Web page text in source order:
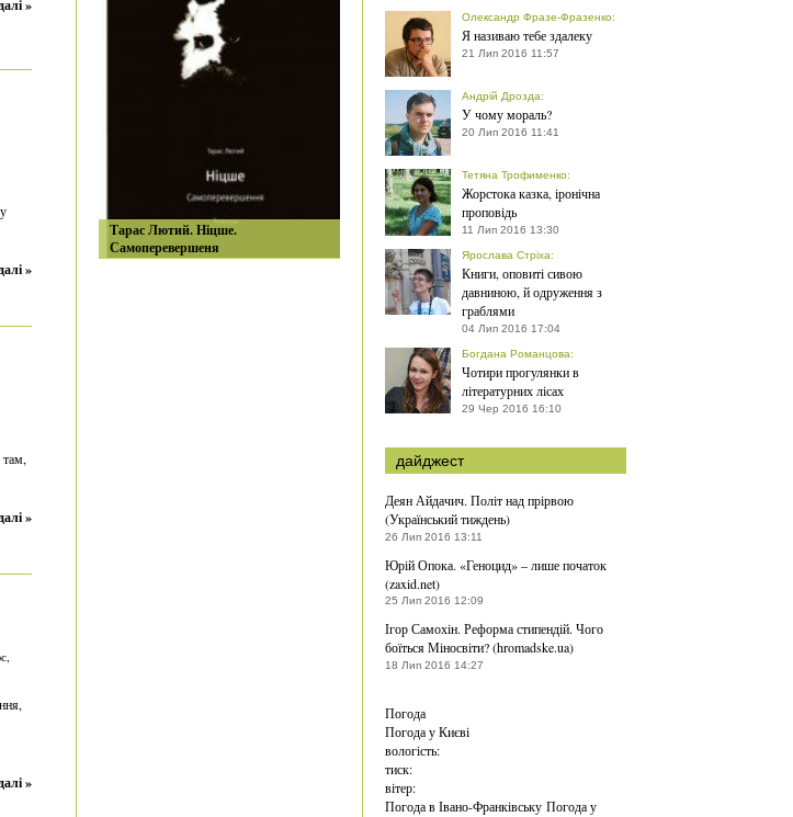
»
»
»
»
Тарас Лютий. Ніцше.
Самоперевершеня
Олександр Фразе-Фразенко:
Я називаю тебе здалеку
21 Лип 2016 11:57
Андрій Дрозда:
У чому мораль?
20 Лип 2016 11:41
Тетяна Трофименко:
Жорстока казка, іронічна
проповідь
11 Лип 2016 13:30
Ярослава Стріха:
Книги, оповиті сивою
давниною, й одруження з
граблями
04 Лип 2016 17:04
Богдана Романцова:
Чотири прогулянки в
літературних лісах
29 Чер 2016 16:10
дайджест
Деян Айдачич. Політ над прірвою
(Український тиждень)
26 Лип 2016 13:11
Юрій Опока. «Геноцид» – лише початок
(zaxid.net)
25 Лип 2016 12:09
Ігор Самохін. Реформа стипендій. Чого
боїться Міносвіти? (hromadske.ua)
18 Лип 2016 14:27
Погода
Погода уКиєві
вологість:
тиск:
вітер:
Погода в Івано-Франківську Погода у